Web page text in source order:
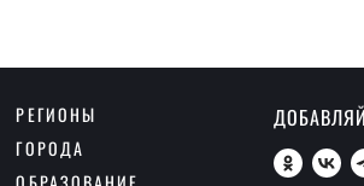
РЕГИОНЫ
ГОРОДА